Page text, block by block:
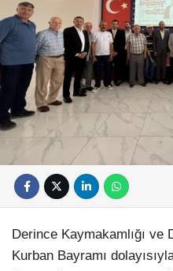
Derince Kaymakamlığı ve
Kurban Bayramı